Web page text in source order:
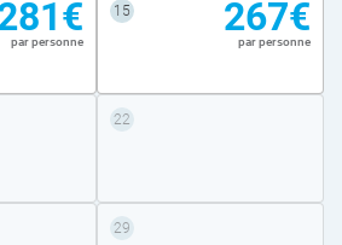
par personne
15 267€
par personne
22
29